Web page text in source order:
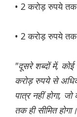
• 2 करोड़ रुपये
• 2 करोड़ रुपये
"दूसरे शब्दों में,
करोड़ रुपये से
पात्र नहीं होगा,
तक ही सीमित